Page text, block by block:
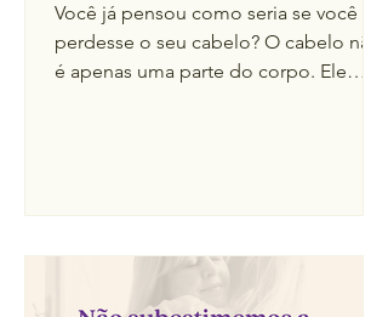
Você já pensou como seria se você
perdesse o seu cabelo? O cabelo não
é apenas uma parte do corpo. Ele